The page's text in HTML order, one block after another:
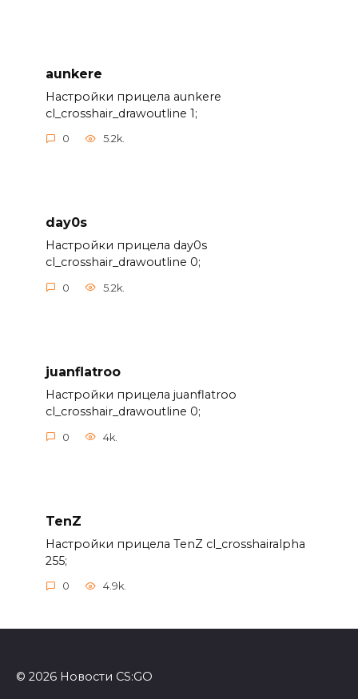
aunkere
Настройки прицела aunkere
cl_crosshair_drawoutline 1;
0 5.2k.
day0s
Настройки прицела day0s
cl_crosshair_drawoutline 0;
0 5.2k.
juanflatroo
Настройки прицела juanflatroo
cl_crosshair_drawoutline 0;
0 4k.
TenZ
Настройки прицела TenZ cl_crosshairalpha
255;
0 4.9k.
© 2026 Новости CS:GO